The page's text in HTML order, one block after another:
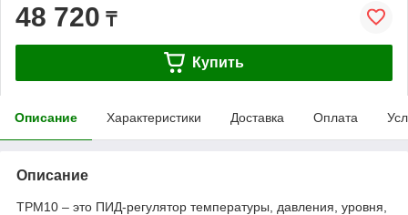
48 720 ₸
Купить
Описание Характеристики Доставка Оплата
Описание
ТРМ10 – это ПИД-регулятор температуры, давления, уровня,